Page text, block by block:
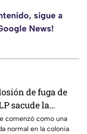
sigue a
News!
de fuga de
sacude la
Las Granjas
comenzó como una
normal en la colonia